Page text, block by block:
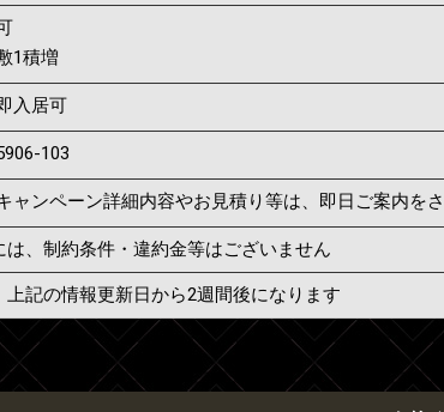
1積増
入居可
103
ャンペーン詳細内容やお見積り等は、即日ご案内を
、制約条件・違約金等はございません
記の情報更新日から2週間後になります